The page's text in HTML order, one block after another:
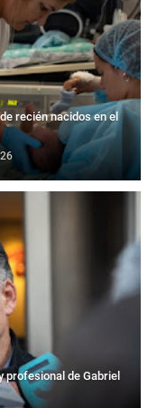
recién nacidos en el
profesional de Gabriel